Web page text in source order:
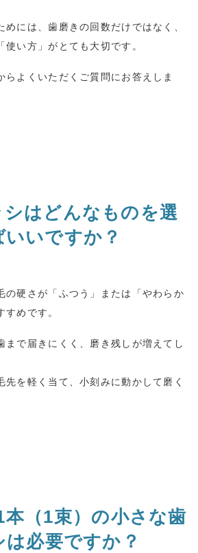
めには、歯磨きの回数だけではなく、
使い方」がとても大切です。
らよくいただくご質問にお答えしま
はどんなものを選
いいですか？
の硬さが「ふつう」または「やわらか
めです。
まで届きにくく、磨き残しが増えてし
先を軽く当て、小刻みに動かして磨く
本（1束）の小さな歯
は必要ですか？